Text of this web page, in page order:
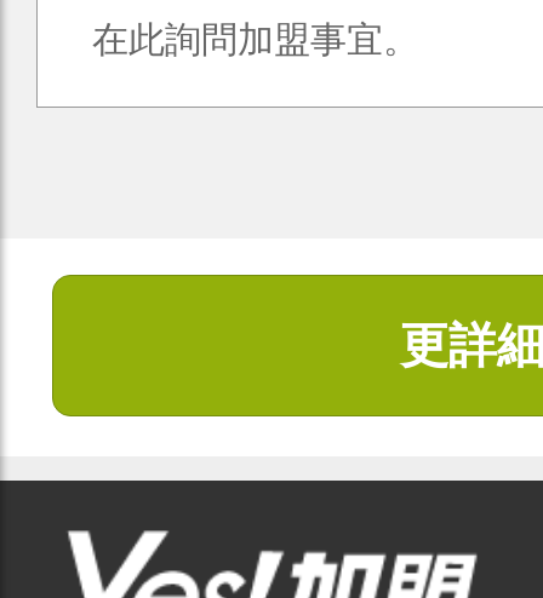
在此詢問加盟事宜。
更詳